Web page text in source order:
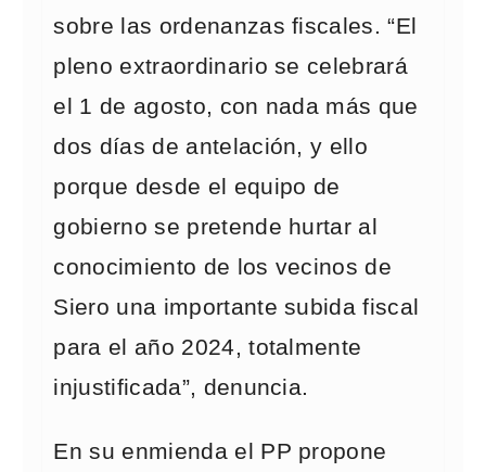
sobre las ordenanzas fiscales. “El
pleno extraordinario se celebrará
el 1 de agosto, con nada más que
dos días de antelación, y ello
porque desde el equipo de
gobierno se pretende hurtar al
conocimiento de los vecinos de
Siero una importante subida fiscal
para el año 2024, totalmente
injustificada”, denuncia.
En su enmienda el PP propone